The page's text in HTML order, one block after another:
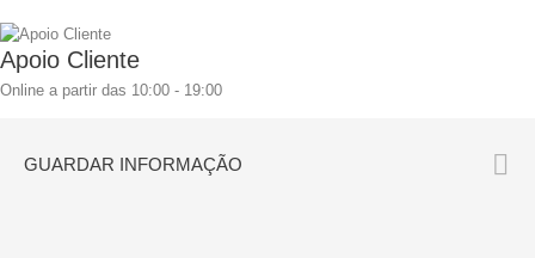
Apoio Cliente
Online a partir das 10:00 - 19:00
GUARDAR INFORMAÇÃO 